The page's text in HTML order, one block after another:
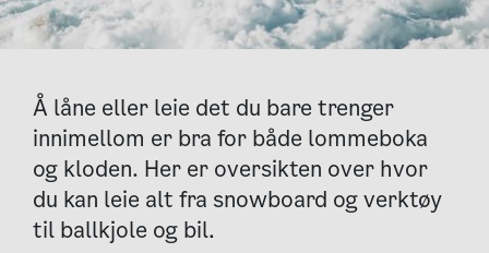
Å låne eller leie det du bare trenger
innimellom er bra for både lommeboka
og kloden. Her er oversikten over hvor
du kan leie alt fra snowboard og verktøy
til ballkjole og bil.